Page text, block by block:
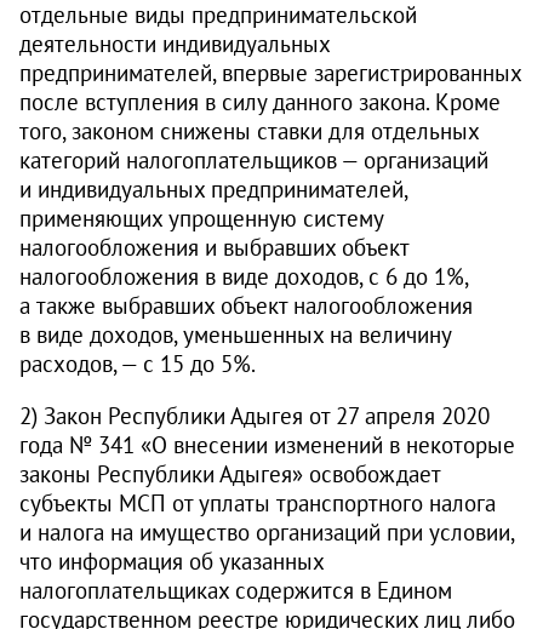
отдельные виды предпринимательской
деятельности индивидуальных
предпринимателей, впервые зарегистрированных
после вступления в силу данного закона. Кроме
того, законом снижены ставки для отдельных
категорий налогоплательщиков — организаций
и индивидуальных предпринимателей,
применяющих упрощенную систему
налогообложения и выбравших объект
налогообложения в виде доходов, с 6 до 1%,
а также выбравших объект налогообложения
в виде доходов, уменьшенных на величину
расходов, — с 15 до 5%.
2) Закон Республики Адыгея от 27 апреля 2020
года № 341 «О внесении изменений в некоторые
законы Республики Адыгея» освобождает
субъекты МСП от уплаты транспортного налога
и налога на имущество организаций при условии,
что информация об указанных
налогоплательщиках содержится в Едином
государственном реестре юридических лиц либо